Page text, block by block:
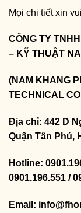
Mọi chi tiết xin
CÔNG TY
– KỸ THUẬT
(NAM KHANG
TECHNICAL
Địa chỉ: 442 D
Quận Tân Phú,
Hotline:
0901.196.551 /
Email: